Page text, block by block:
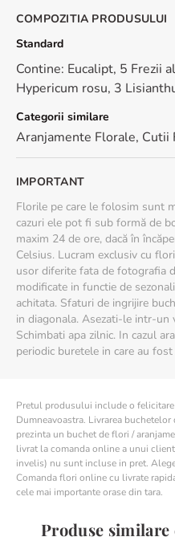
livrare.
COMPOZITIA PRODUSULUI
Standard
Contine: Eucalipt, 5 Frezii
Hypericum rosu, 3
Categorii similare
Aranjamente Florale, Cutii
IMPORTANT
Florile pe care le folosim sunt
cazuri ele pot fi sub formă de
maxim 24 de ore, dacă în
Celsius. Lucram exclusiv cu
usor diferite fata de fotografia
modificate in functie de
achitata. Sfaturi de ingrijire
in diagonala. Asezati-le intr-un
Schimbati apa zilnic. In cazul
periodic buretele in care au
Pretul produsului include o
Dumneavoastra. Livrarea
prezinta un buchet de flori /
livrat la comanda online a unui
invelis) nu sunt incluse in pret.
Comanda flori online cu livrate
cele mai importante orase din tara.
Produse